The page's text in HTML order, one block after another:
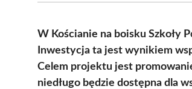
W Kościanie na boisku Szkoły
Inwestycja ta jest wynikiem
Celem projektu jest
niedługo będzie dostępna dla